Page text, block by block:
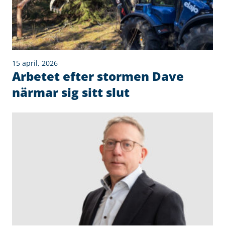
15 april, 2026
Arbetet efter stormen Dave
närmar sig sitt slut